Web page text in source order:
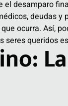
desamparo
deudas y
ocurra. Así,
seres queridos